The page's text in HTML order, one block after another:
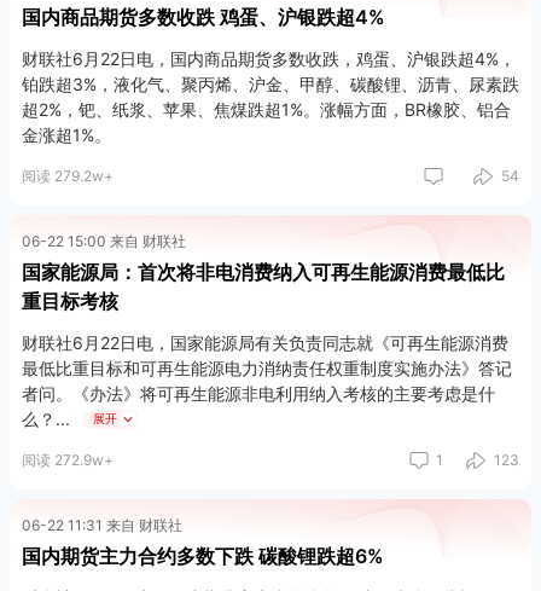
国内商品期货多数收跌 鸡蛋、沪银跌超4%
财联社6月22日电，国内商品期货多数收跌，鸡蛋、沪银跌超4%，
铂跌超3%，液化气、聚丙烯、沪金、甲醇、碳酸锂、沥青、尿素跌
超2%，钯、纸浆、苹果、焦煤跌超1%。涨幅方面，BR橡胶、铝合
金涨超1%。
阅读 279.2w+ 54
06-22 15:00 来自 财联社
国家能源局：首次将非电消费纳入可再生能源消费最低比
重目标考核
财联社6月22日电，国家能源局有关负责同志就《可再生能源消费
最低比重目标和可再生能源电力消纳责任权重制度实施办法》答记
者问。《办法》将可再生能源非电利用纳入考核的主要考虑是什
么？
展开
答：相较于此前单一对绿色电力消费的考核，《办法》首次将非电
消费纳入可再生能源消费最低比重目标考核，这也是《办法》的一
项重要创新举措，主要有三方面考虑：
第一，能源法明确提出相关要求。2025年起施行的能源法明确规
阅读 272.9w+ 1 123
06-22 11:31 来自 财联社
国内期货主力合约多数下跌 碳酸锂跌超6%